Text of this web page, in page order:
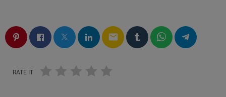
email
RATE IT